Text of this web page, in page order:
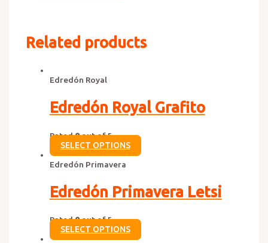
Related products
Edredón Royal
Edredón Royal Grafito
Rated0out of 5
SELECT OPTIONS
Edredón Primavera
Edredón Primavera Letsi
Rated0out of 5
SELECT OPTIONS